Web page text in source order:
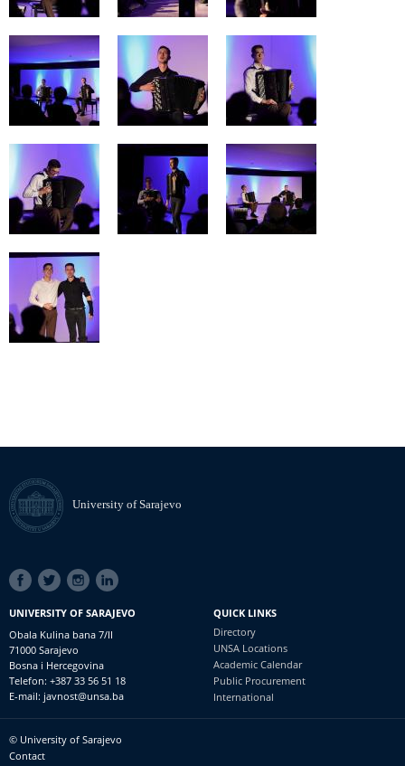
University of Sarajevo
SOCIAL
LINKS
UNIVERSITY OF SARAJEVO
Obala Kulina bana 7/II
71000 Sarajevo
Bosna i Hercegovina
Telefon: +387 33 56 51 18
E-mail: javnost@unsa.ba
QUICK LINKS
Directory
UNSA Locations
Academic Calendar
Public Procurement
International
Footer
© University of Sarajevo
Contact